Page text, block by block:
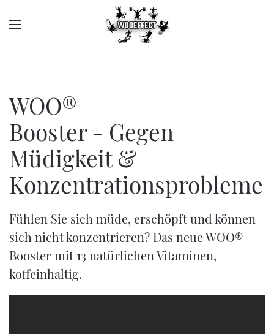
WOO®
Booster - Gegen
Müdigkeit &
Konzentrationsprobleme
Fühlen Sie sich müde, erschöpft und können
sich nicht konzentrieren? Das neue WOO®
Booster mit 13 natürlichen Vitaminen,
koffeinhaltig.